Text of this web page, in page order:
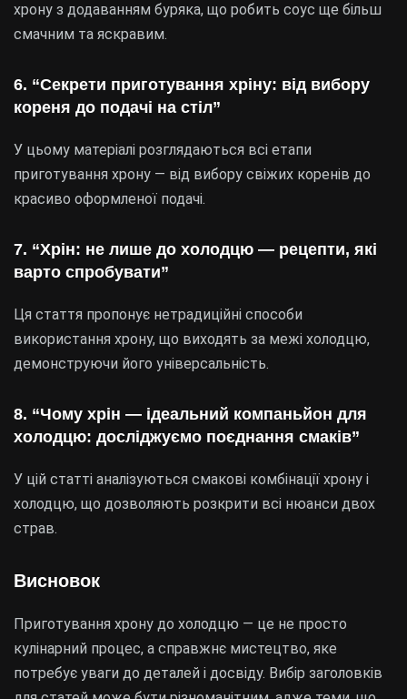
хрону з додаванням буряка, що робить соус ще більш
смачним та яскравим.
6. “Секрети приготування хріну: від вибору
кореня до подачі на стіл”
У цьому матеріалі розглядаються всі етапи
приготування хрону — від вибору свіжих коренів до
красиво оформленої подачі.
7. “Хрін: не лише до холодцю — рецепти, які
варто спробувати”
Ця стаття пропонує нетрадиційні способи
використання хрону, що виходять за межі холодцю,
демонструючи його універсальність.
8. “Чому хрін — ідеальний компаньйон для
холодцю: досліджуємо поєднання смаків”
У цій статті аналізуються смакові комбінації хрону і
холодцю, що дозволяють розкрити всі нюанси двох
страв.
Висновок
Приготування хрону до холодцю — це не просто
кулінарний процес, а справжнє мистецтво, яке
потребує уваги до деталей і досвіду. Вибір заголовків